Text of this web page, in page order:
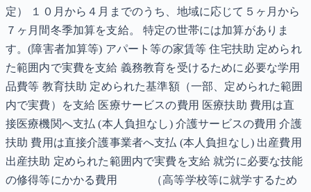
定） １０月から４月までのうち、地域に応じて５ヶ月から
７ヶ月間冬季加算を支給。 特定の世帯には加算がありま
す。(障害者加算等) アパート等の家賃等 住宅扶助 定められ
た範囲内で実費を支給 義務教育を受けるために必要な学用
品費等 教育扶助 定められた基準額（一部、定められた範囲
内で実費）を支給 医療サービスの費用 医療扶助 費用は直
接医療機関へ支払 (本人負担なし) 介護サービスの費用 介護
扶助 費用は直接介護事業者へ支払 (本人負担なし) 出産費用
出産扶助 定められた範囲内で実費を支給 就労に必要な技能
の修得等にかかる費用 （高等学校等に就学するため